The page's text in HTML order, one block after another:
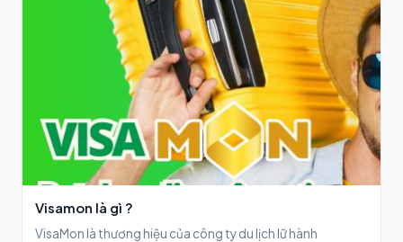
Visamon là gì ?
VisaMon là thương hiệu của công ty du lịch lữ hành